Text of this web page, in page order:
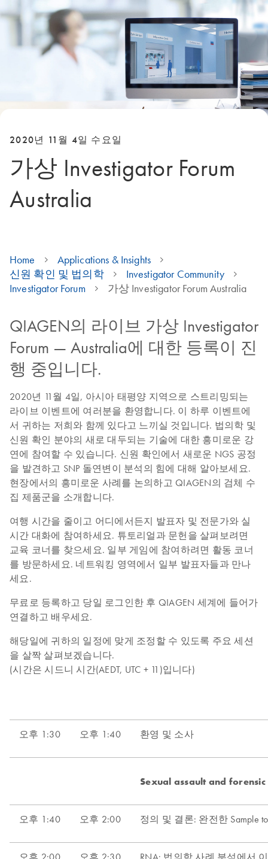
2020년 11월 4일 수요일
가상 Investigator Forum
Australia
Home
Applications & Insights
신원 확인 및 법의학
Investigator Community
Investigator Forum
가상 Investigator Forum Australia
QIAGEN의 라이브 가상 Investigator
Forum — Australia에 대한 등록이 진
행 중입니다.
2020년 11월 4일, 아시아 태평양 지역으로 스트리밍되는
라이브 이벤트에 여러분을 환영합니다. 이 하루 이벤트에
서 귀하는 저희와 함께 있다고 느끼실 것입니다. 법의학 및
신원 확인 분야의 새로 대두되는 기술에 대한 흥미로운 강
연에 참여할 수 있습니다. 신원 확인에서 새로운 NGS 공정
을 발견하고 SNP 돌연변이 분석의 힘에 대해 알아보세요.
현장에서의 흥미로운 사례를 논의하고 QIAGEN의 검체 수
집 제품군을 소개합니다.
여행 시간을 줄이고 어디에서든지 발표자 및 전문가와 실
시간 대화에 참여하세요. 튜토리얼과 문헌을 살펴보려면
교육 코너를 찾으세요. 일부 게임에 참여하려면 활동 코너
를 방문하세요. 네트워킹 영역에서 일부 발표자들과 만나
세요.
무료로 등록하고 당일 로그인한 후 QIAGEN 세계에 들어가
연결하고 배우세요.
해당일에 귀하의 일정에 맞게 조정할 수 있도록 주요 세션
을 살짝 살펴보겠습니다.
(시간은 시드니 시간(AEDT, UTC + 11)입니다)